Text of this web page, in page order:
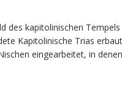
des kapitolinischen
Kapitolinische Trias
eingearbeitet, in